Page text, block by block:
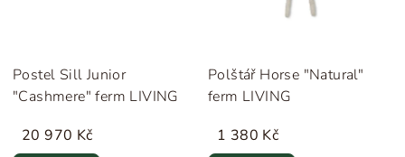
Postel Sill Junior
"Cashmere" ferm LIVING
20 970 Kč
Polštář Horse "Natural"
ferm LIVING
1 380 Kč